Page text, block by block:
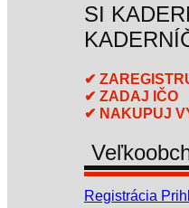
SI
✔
✔ ZADAJ IČO
✔ NAKUPUJ
Registrácia